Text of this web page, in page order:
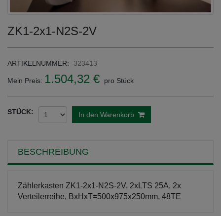
ZK1-2x1-N2S-2V
ARTIKELNUMMER: 323413
Mein Preis: 1.504,32 € pro Stück
STÜCK: In den Warenkorb
BESCHREIBUNG
Zählerkasten ZK1-2x1-N2S-2V, 2xLTS 25A, 2x
Verteilerreihe, BxHxT=500x975x250mm, 48TE